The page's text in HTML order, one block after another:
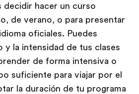
decidir hacer un curso
de verano, o para presentar
oficiales. Puedes
y la intensidad de tus clases
de forma intensiva o
suficiente para viajar por el
la duración de tu programa